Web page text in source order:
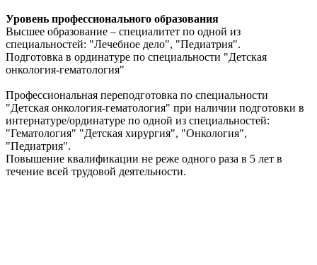
Уровень профессионального образования
Высшее образование – специалитет по одной из
специальностей: "Лечебное дело", "Педиатрия".
Подготовка в ординатуре по специальности "Детская
онкология-гематология"
Профессиональная переподготовка по специальности
"Детская онкология-гематология" при наличии подготовки в
интернатуре/ординатуре по одной из специальностей:
"Гематология" "Детская хирургия", "Онкология",
"Педиатрия".
Повышение квалификации не реже одного раза в 5 лет в
течение всей трудовой деятельности.